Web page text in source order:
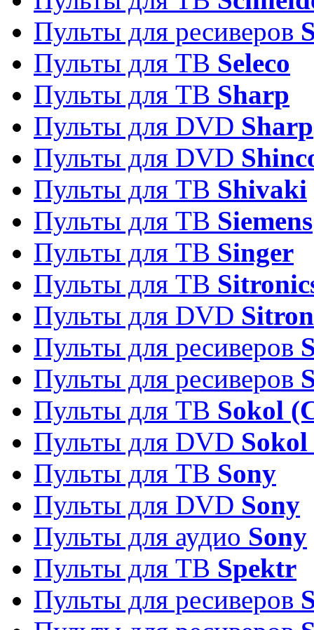
Пульты для ресиверов
Пульты для ТВ Seleco
Пульты для ТВ Sharp
Пульты для DVD Sharp
Пульты для DVD
Пульты для ТВ Shivaki
Пульты для ТВ Siemens
Пульты для ТВ Singer
Пульты для ТВ
Пульты для DVD
Пульты для ресиверов
Пульты для ресиверов
Пульты для ТВ Sokol
Пульты для DVD
Пульты для ТВ Sony
Пульты для DVD Sony
Пульты для аудио Sony
Пульты для ТВ Spektr
Пульты для ресиверов